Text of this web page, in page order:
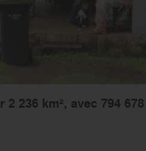
2 236 km², avec 794